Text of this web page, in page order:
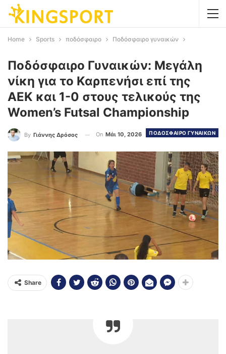
Home Sports ποδόσφαιρο Ποδόσφαιρο γυναικών
Ποδόσφαιρο Γυναικών: Μεγάλη
νίκη για το Καρπενήσι επί της
ΑΕΚ και 1-0 στους τελικούς της
Women’s Futsal Championship
ΠΟΔΟΣΦΑΙΡΟ ΓΥΝΑΙΚΩΝ
By Γιάννης Δρόσος On Μάι 10, 2026
Share